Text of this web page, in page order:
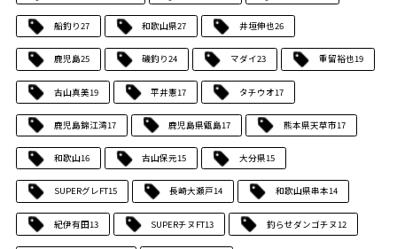
船釣り27 和歌山県27 井垣伸也26
鹿児島25 磯釣り24 マダイ23 重留裕也19
古山真美19 平井憲17 タチウオ17
鹿児島錦江湾17 鹿児島県甑島17 熊本県天草市17
和歌山16 古山保元15 大分県15
SUPERグレFT15 長崎大瀬戸14 和歌山県串本14
紀伊有田13 SUPERチヌFT13 釣らせダンゴチヌ 12